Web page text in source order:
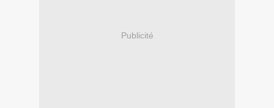
Publicité